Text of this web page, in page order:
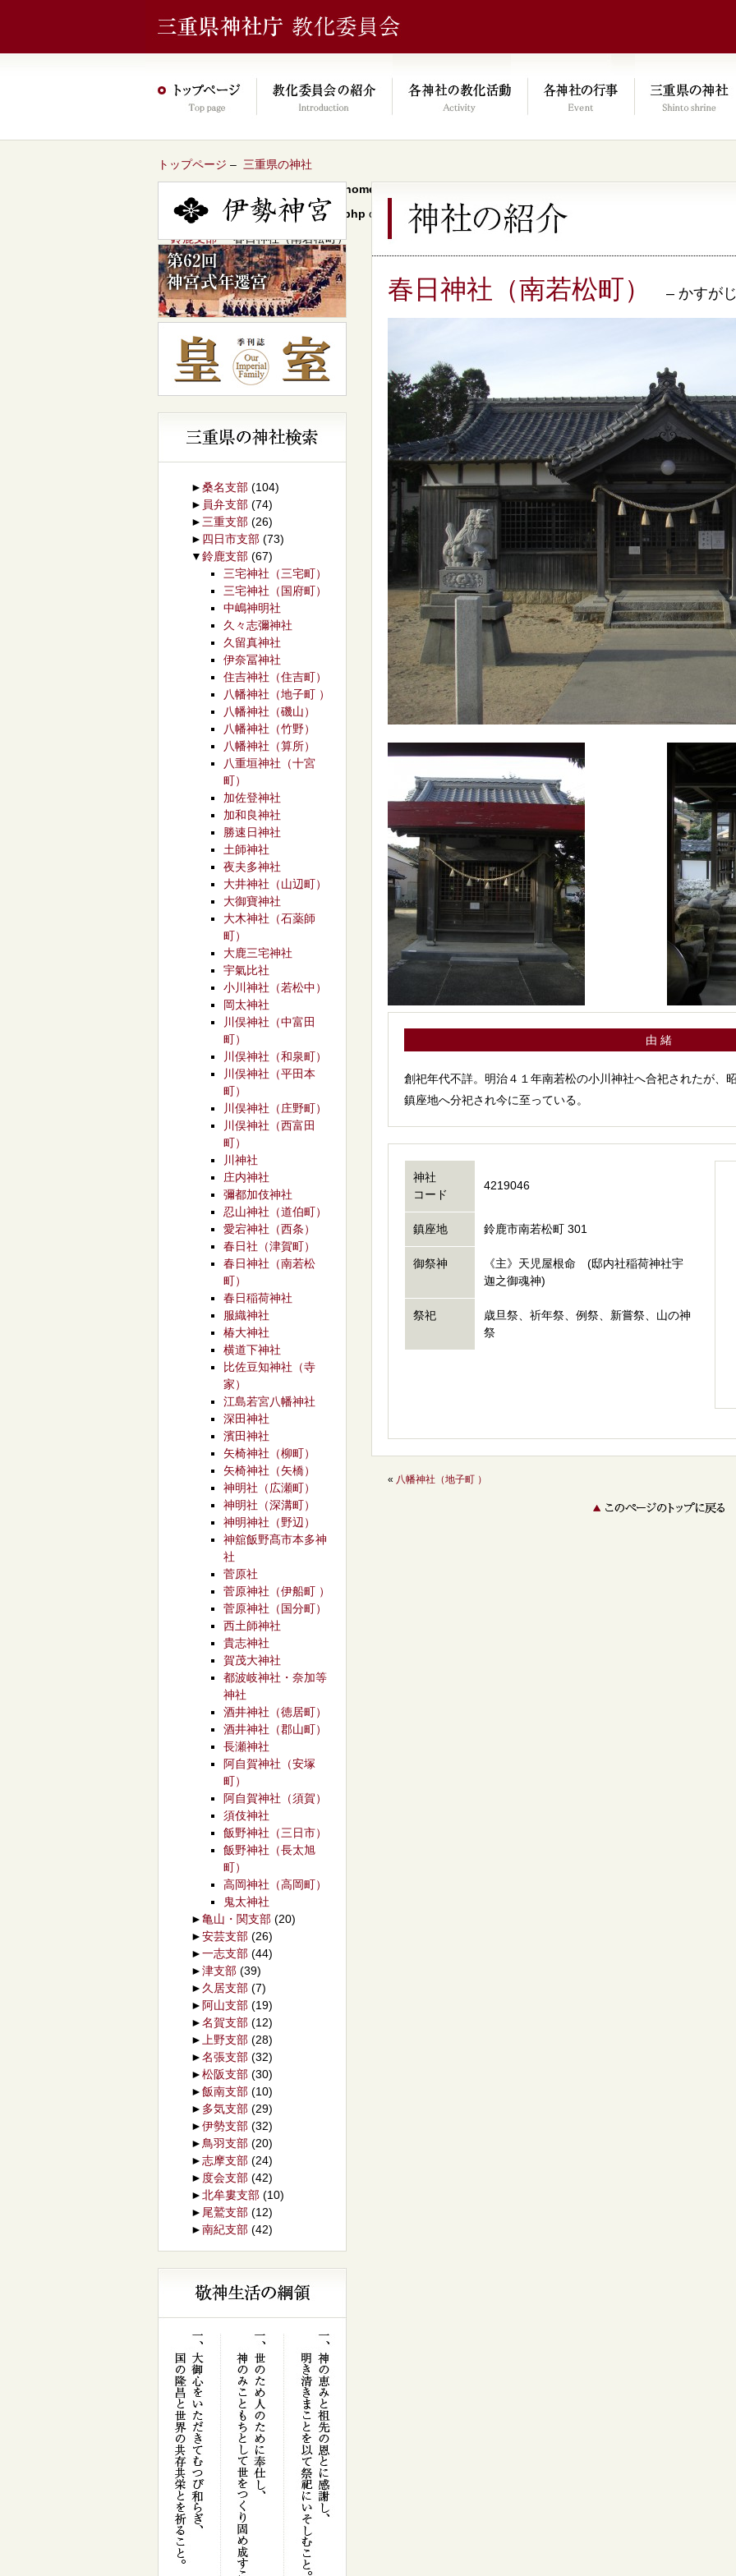
トップページ – 三重県の神社
/home/xs046278/mie-jinjacho.or.jp/public_html/kyoka.mie-
content/themes/jinja2022/header.php on line
64
–鈴鹿支部– 春日神社（南若松町）
春日神社（南若松町） – かすが
由 緒
創祀年代不詳。明治４１年南若松の小川神社へ合祀されたが
鎮座地へ分祀され今に至っている。
神社
コード
4219046
鎮座地 鈴鹿市南若松町 301
御祭神
《主》天児屋根命 (邸内社稲荷神社宇
迦之御魂神)
祭祀
歳旦祭、祈年祭、例祭、新嘗祭、山の神
祭
« 八幡神社（地子町 ）
►桑名支部 (104)
► 員弁支部 (74)
► 三重支部 (26)
► 四日市支部 (73)
▼鈴鹿支部 (67)
三宅神社（三宅町）
三宅神社（国府町）
中嶋神明社
久々志彌神社
久留真神社
伊奈冨神社
住吉神社（住吉町）
八幡神社（地子町 ）
八幡神社（磯山）
八幡神社（竹野）
八幡神社（算所）
八重垣神社（十宮
町）
加佐登神社
加和良神社
勝速日神社
土師神社
夜夫多神社
大井神社（山辺町）
大御寶神社
大木神社（石薬師
町）
大鹿三宅神社
宇氣比社
小川神社（若松中）
岡太神社
川俣神社（中富田
町）
川俣神社（和泉町）
川俣神社（平田本
町）
川俣神社（庄野町）
川俣神社（西富田
町）
川神社
庄内神社
彌都加伎神社
忍山神社（道伯町）
愛宕神社（西条）
春日社（津賀町）
春日神社（南若松
町）
春日稲荷神社
服織神社
椿大神社
横道下神社
比佐豆知神社（寺
家）
江島若宮八幡神社
深田神社
濱田神社
矢椅神社（柳町）
矢椅神社（矢橋）
神明社（広瀬町）
神明社（深溝町）
神明神社（野辺）
神舘飯野髙市本多神
社
菅原社
菅原神社（伊船町 ）
菅原神社（国分町）
西土師神社
貴志神社
賀茂大神社
都波岐神社・奈加等
神社
酒井神社（徳居町）
酒井神社（郡山町）
長瀬神社
阿自賀神社（安塚
町）
阿自賀神社（須賀）
須伎神社
飯野神社（三日市）
飯野神社（長太旭
町）
高岡神社（高岡町）
鬼太神社
►亀山・関支部 (20)
►安芸支部 (26)
►一志支部 (44)
►津支部 (39)
► 久居支部 (7)
► 阿山支部 (19)
►名賀支部 (12)
►
上野支部 (28)
►名張支部 (32)
►松阪支部 (30)
►飯南支部 (10)
► 多気支部 (29)
►伊勢支部 (32)
► 鳥羽支部 (20)
►志摩支部 (24)
► 度会支部 (42)
►北牟婁支部 (10)
► 尾鷲支部 (12)
►南紀支部 (42)